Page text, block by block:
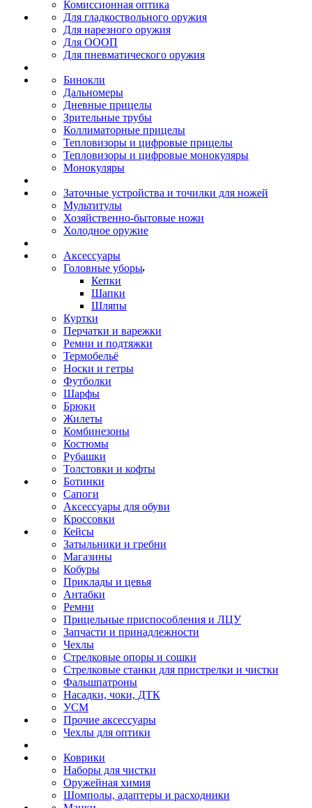
Комиссионная оптика
Для гладкоствольного оружия
Для нарезного оружия
Для ОООП
Для пневматического оружия
Бинокли
Дальномеры
Дневные прицелы
Зрительные трубы
Коллиматорные прицелы
Тепловизоры и цифровые прицелы
Тепловизоры и цифровые монокуляры
Монокуляры
Заточные устройства и точилки для ножей
Мультитулы
Хозяйственно-бытовые ножи
Холодное оружие
Аксессуары
Головные уборы
Кепки
Шапки
Шляпы
Куртки
Перчатки и варежки
Ремни и подтяжки
Термобельё
Носки и гетры
Футболки
Шарфы
Брюки
Жилеты
Комбинезоны
Костюмы
Рубашки
Толстовки и кофты
Ботинки
Сапоги
Аксессуары для обуви
Кроссовки
Кейсы
Затыльники и гребни
Магазины
Кобуры
Приклады и цевья
Антабки
Ремни
Прицельные приспособления и ЛЦУ
Запчасти и принадлежности
Чехлы
Стрелковые опоры и сошки
Стрелковые станки для пристрелки и чистки
Фальшпатроны
Насадки, чоки, ДТК
УСМ
Прочие аксессуары
Чехлы для оптики
Коврики
Наборы для чистки
Оружейная химия
Шомполы, адаптеры и расходники